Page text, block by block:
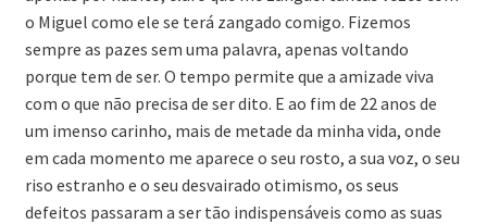
o Miguel como ele se terá zangado comigo. Fizemos
sempre as pazes sem uma palavra, apenas voltando
porque tem de ser. O tempo permite que a amizade viva
com o que não precisa de ser dito. E ao fim de 22 anos de
um imenso carinho, mais de metade da minha vida, onde
em cada momento me aparece o seu rosto, a sua voz, o seu
riso estranho e o seu desvairado otimismo, os seus
defeitos passaram a ser tão indispensáveis como as suas